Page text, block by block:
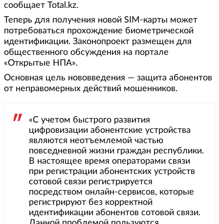
сообщает Total.kz.
Теперь для получения новой SIM-карты может
потребоваться прохождение биометрической
идентификации. Законопроект размещен для
общественного обсуждения на портале
«Открытые НПА».
Основная цель нововведения — защита абонентов
от неправомерных действий мошенников.
«С учетом быстрого развития
цифровизации абонентские устройства
являются неотъемлемой частью
повседневной жизни граждан республики.
В настоящее время операторами связи
при регистрации абонентских устройств
сотовой связи регистрируется
посредством онлайн-сервисов, которые
регистрируют без корректной
идентификации абонентов сотовой связи.